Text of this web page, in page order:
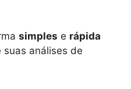
simples e rápida
suas análises de